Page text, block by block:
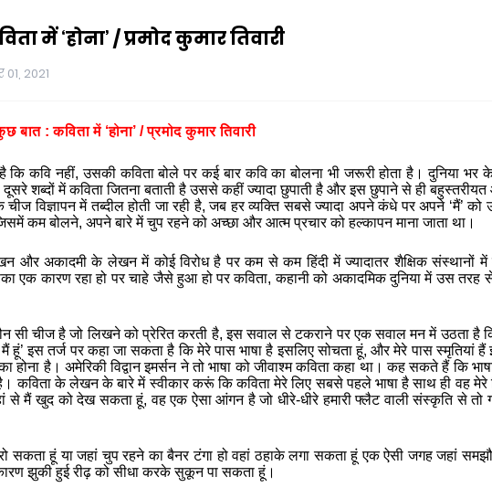
में ‘होना’ / प्रमोद कुमार तिवारी
2021
बात : कविता में‘होना’ / प्रमोद कुमार तिवारी
कि कवि नहीं,उसकी कविता बोले पर कई बार कवि का बोलना भी जरूरी होता है। दुनिया भर
दूसरे शब्दों में कविता जितना बताती है उससे कहीं ज्यादा छुपाती है और इस छुपाने से ही बहुस्‍तरीयत
चीज विज्ञापन में तब्दील होती जा रही है,जब हर व्यक्ति सबसे ज्यादा अपने कंधे पर अपने‘मैं’को
कम बोलने, अपने बारे में चुप रहने को अच्‍छा और आत्‍म प्रचार को हल्कापन माना जाता था।
और अकादमी के लेखन में कोई विरोध है पर कम से कम हिंदी में ज्यादातर शैक्षिक संस्थानों में
एक कारण रहा हो पर चाहे जैसे हुआ हो पर कविता, कहानी को अकादमिक दुनिया में उस तरह
सी चीज है जो लिखने को प्रेरित करती है,इस सवाल से टकराने पर एक सवाल मन में उठता है
मैं हूं’इस तर्ज पर कहा जा सकता है कि मेरे पास भाषा है इसलिए सोचता हूं,और मेरे पास स्मृतियां हैं
होना है। अमेरिकी विद्वान इमर्सन ने तो भाषा को जीवाश्म कविता कहा था। कह सकते हैं कि
कविता के लेखन के बारे में स्वीकार करूं कि कविता मेरे लिए सबसे पहले भाषा है साथ ही वह मेरे
से मैं खुद को देख सकता हूं,वह एक ऐसा आंगन है जो धीरे-धीरे हमारी फ्लैट वाली संस्कृति से तो
सकता हूं या जहां चुप रहने का बैनर टंगा हो वहां ठहाके लगा सकता हूं एक ऐसी जगह जहां
झुकी हुई रीढ़ को सीधा करके सुकून पा सकता हूं।